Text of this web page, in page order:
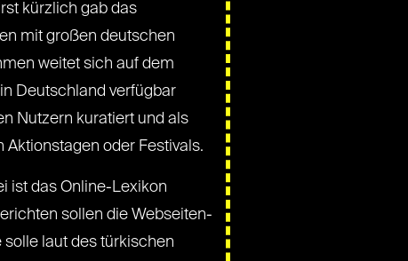
kürzlich gab das
mit großen deutschen
weitet sich auf dem
Deutschland verfügbar
Nutzern kuratiert und als
oder Festivals.
ist das Online-Lexikon
sollen die Webseiten-
laut des türkischen